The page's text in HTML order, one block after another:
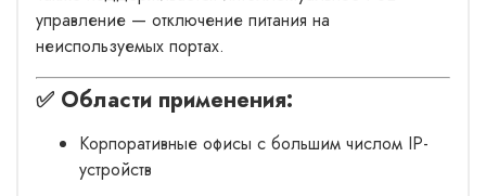
управление — отключение питания на
неиспользуемых портах.
✅ Области применения:
Корпоративные офисы с большим числом IP-
устройств